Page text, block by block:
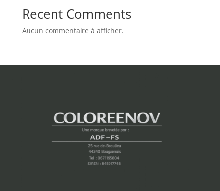
Recent Comments
Aucun commentaire à afficher.